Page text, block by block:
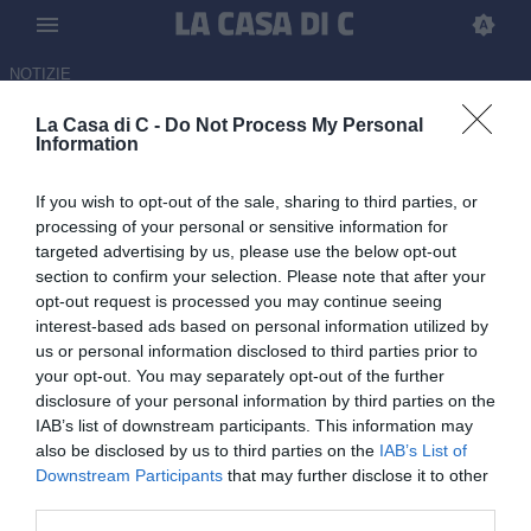
La Casa di C - Do Not Process My Personal
Information
If you wish to opt-out of the sale, sharing to third parties, or
processing of your personal or sensitive information for
targeted advertising by us, please use the below opt-out
section to confirm your selection. Please note that after your
opt-out request is processed you may continue seeing
interest-based ads based on personal information utilized by
us or personal information disclosed to third parties prior to
your opt-out. You may separately opt-out of the further
disclosure of your personal information by third parties on the
IAB’s list of downstream participants. This information may
also be disclosed by us to third parties on the IAB’s List of
Downstream Participants that may further disclose it to other
NOTIZIE
Foggia, l'appello dell'allenatore
"Spero nella riammissione"
06.06.2026 20:30 di Redazione
Paolo Bianco ha conquistato la promozione in Serie A, il cuore però
rimane sempre del suo amato Foggia. Le sue parole sui rossoneri.